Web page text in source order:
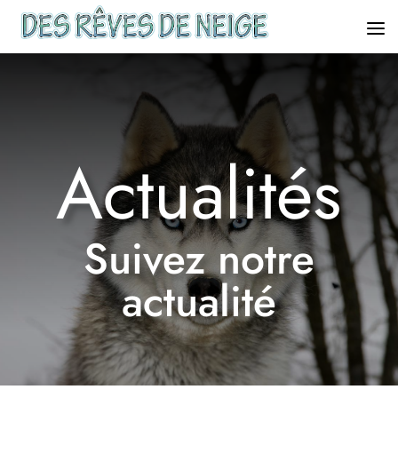
Actualités
Suivez notre
actualité